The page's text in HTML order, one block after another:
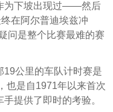
为下坡出现过——然后
在阿尔普迪埃兹冲
问是整个比赛最难的赛
19公里的车队计时赛是
也是自1971年以来首次
提供了即时的考验。